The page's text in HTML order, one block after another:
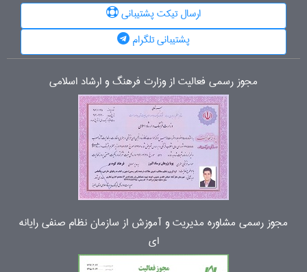
ارسال تیکت پشتیبانی
پشتیبانی تلگرام
مجوز رسمی فعالیت از وزارت فرهنگ و ارشاد اسلامی
مجوز رسمی مشاوره مدیریت و آموزش از سازمان نظام صنفی رایانه
ای